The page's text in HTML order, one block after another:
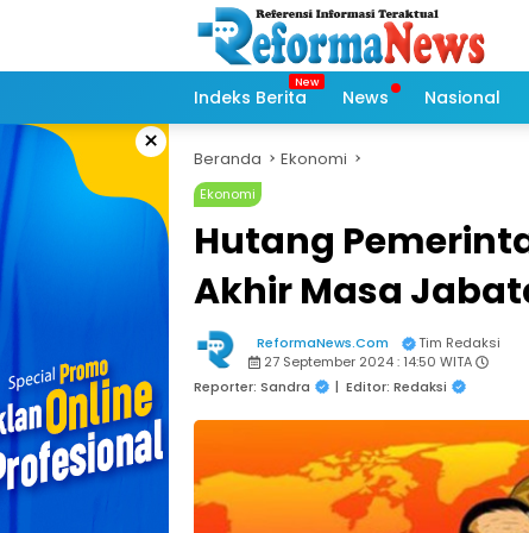
Indeks Berita News Nasional
× Beranda Ekonomi
Ekonomi
Hutang
Akhir Masa
ReformaNews.Com
Tim Redaksi
27 September 2024 : 14:50 WITA
Reporter: Sandra
| Editor: Redaksi